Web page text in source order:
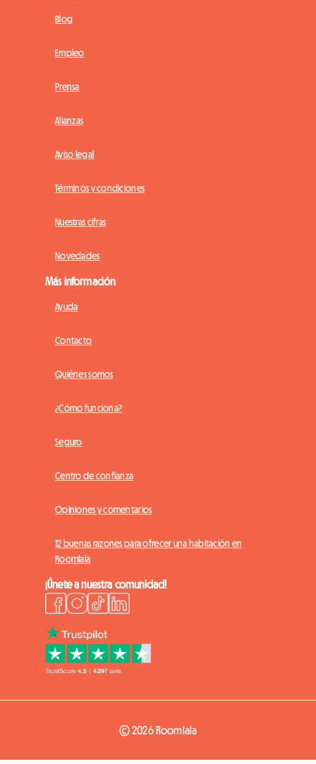
Blog
Empleo
Prensa
Alianzas
Aviso legal
Términos y condiciones
Nuestras cifras
Novedades
Más información
Ayuda
Contacto
Quiénes somos
¿Cómo funciona?
Seguro
Centro de confianza
Opiniones y comentarios
12 buenas razones para ofrecer una habitación en
Roomlala
¡Únete a nuestra comunidad!
© 2026 Roomlala